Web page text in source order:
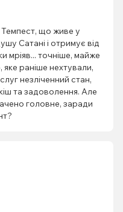
що живе у
Сатані і отримує від
мріяв... точніше, майже
яке раніше нехтували,
незліченний стан,
та задоволення. Але
головне, заради